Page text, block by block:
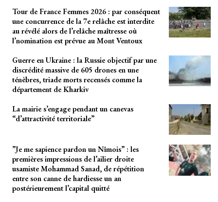
Tour de France Femmes 2026 : par conséquent
une concurrence de la 7e relâche est interdite
au révélé alors de l’relâche maîtresse où
l’nomination est prévue au Mont Ventoux
Guerre en Ukraine : la Russie objectif par une
discrédité massive de 605 drones en une
ténèbres, triade morts recensés comme la
département de Kharkiv
La mairie s’engage pendant un canevas
“d’attractivité territoriale”
”Je me sapience pardon un Nîmois” : les
premières impressions de l’ailier droite
usamiste Mohammad Sanad, de répétition
entre son canne de hardiesse un an
postérieurement l’capital quitté